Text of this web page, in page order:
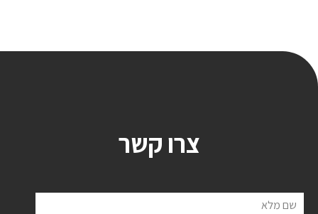
צרו קשר
שם מלא